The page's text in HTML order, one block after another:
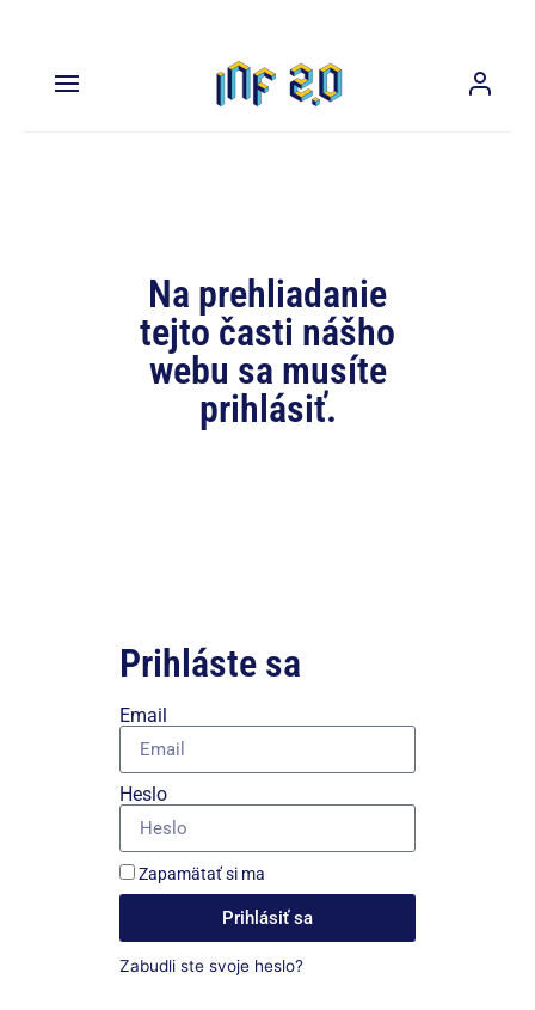
Na prehliadanie
tejto časti nášho
webu sa musíte
prihlásiť.
Prihláste sa
Email
Heslo
Zapamätať si ma
Prihlásiť sa
Zabudli ste svoje heslo?